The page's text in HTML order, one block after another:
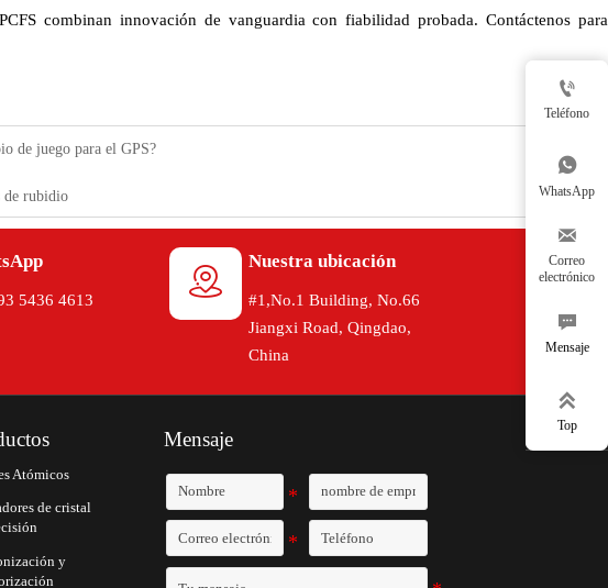
combinan innovación de vanguardia con fiabilidad probada. Contáctenos para
de juego para el GPS?
de rubidio
5436 4613

Nuestra ubicación
#1,No.1 Building, No.66
Jiangxi Road, Qingdao,
China
Atómicos
de cristal
y
Mensaje

Teléfono

WhatsApp

Correo
electrónico

Mensaje

Top